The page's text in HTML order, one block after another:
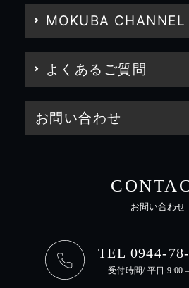
MOKUBA CHANNEL
よくあるご質問
お問い合わせ
お問い合わせ
TEL 0944-
受付時間/ 平日 9:00